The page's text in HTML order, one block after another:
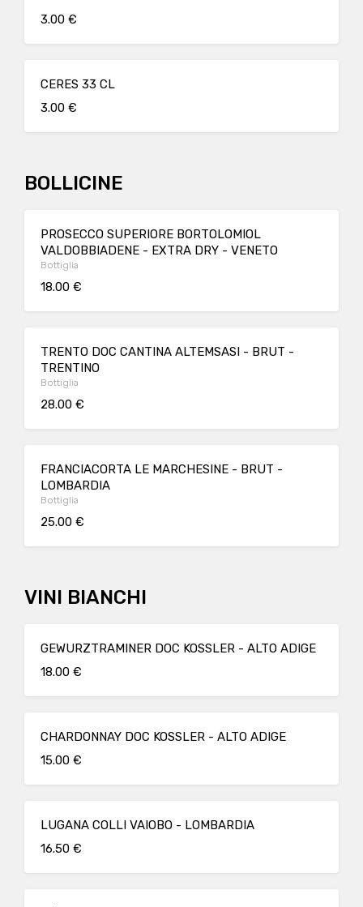
3.00 €
CERES 33 CL
3.00 €
BOLLICINE
PROSECCO SUPERIORE BORTOLOMIOL
VALDOBBIADENE - EXTRA DRY - VENETO
Bottiglia
18.00 €
TRENTO DOC CANTINA ALTEMSASI - BRUT -
TRENTINO
Bottiglia
28.00 €
FRANCIACORTA LE MARCHESINE - BRUT -
LOMBARDIA
Bottiglia
25.00 €
VINI BIANCHI
GEWURZTRAMINER DOC KOSSLER - ALTO ADIGE
18.00 €
CHARDONNAY DOC KOSSLER - ALTO ADIGE
15.00 €
LUGANA COLLI VAIOBO - LOMBARDIA
16.50 €